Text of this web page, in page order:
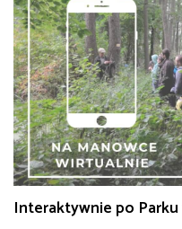
Interaktywnie po